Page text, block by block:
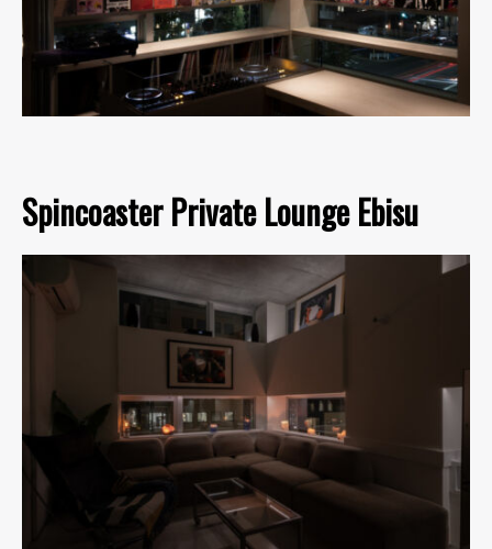
Spincoaster Private Lounge Ebisu